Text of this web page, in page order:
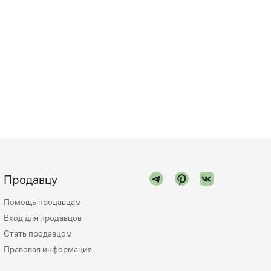
Продавцу
Помощь продавцам
Вход для продавцов
Стать продавцом
Правовая информация